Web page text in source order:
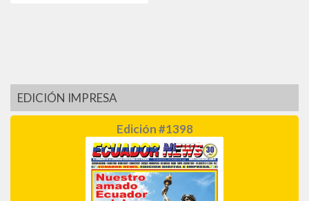
EDICIÓN IMPRESA
Edición #1398